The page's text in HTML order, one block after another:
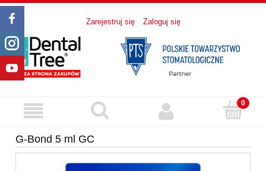
Zarejestruj się Zaloguj się
G-Bond 5 ml GC